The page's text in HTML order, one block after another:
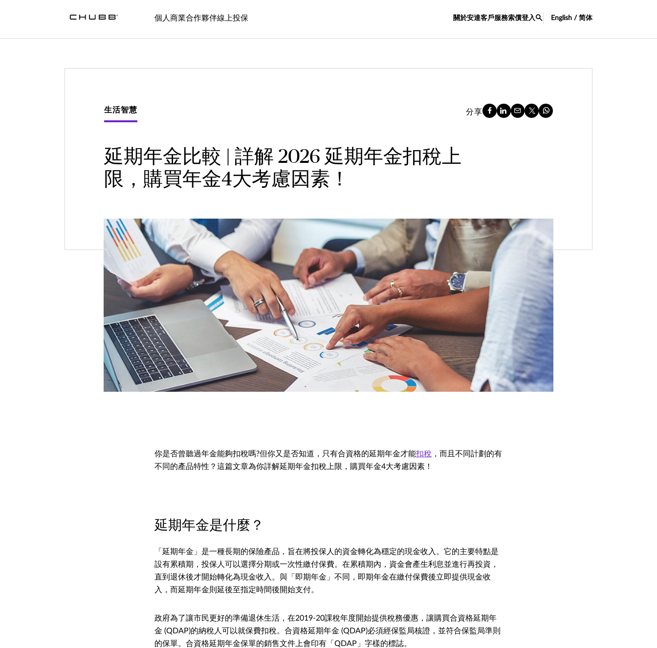
個人 商業合作夥伴線上投保 關於安達客戶服務索償登入 English / 简体
生活智慧 分享
延期年金比較 | 詳解 2026 延期年金扣稅上
限，購買年金4大考慮因素！
你是否曾聽過年金能夠扣稅嗎?但你又是否知道，只有合資格的延期年金才能扣稅 ，而且不同計劃的有
不同的產品特性？這篇文章為你詳解延期年金扣稅上限，購買年金4大考慮因素！
延期年金是什麼？
「延期年金」是一種長期的保險產品，旨在將投保人的資金轉化為穩定的現金收入。它的主要特點是
設有累積期，投保人可以選擇分期或一次性繳付保費。在累積期內，資金會產生利息並進行再投資，
直到退休後才開始轉化為現金收入。與「即期年金」不同，即期年金在繳付保費後立即提供現金收
入，而延期年金則延後至指定時間後開始支付。
政府為了讓市民更好的準備退休生活，在2019-20課稅年度開始提供稅務優惠，讓購買合資格延期年
金 (QDAP)的納稅人可以就保費扣稅。合資格延期年金 (QDAP)必須經保監局核證，並符合保監局準則
的保單。合資格延期年金保單的銷售文件上會印有「QDAP」字樣的標誌。